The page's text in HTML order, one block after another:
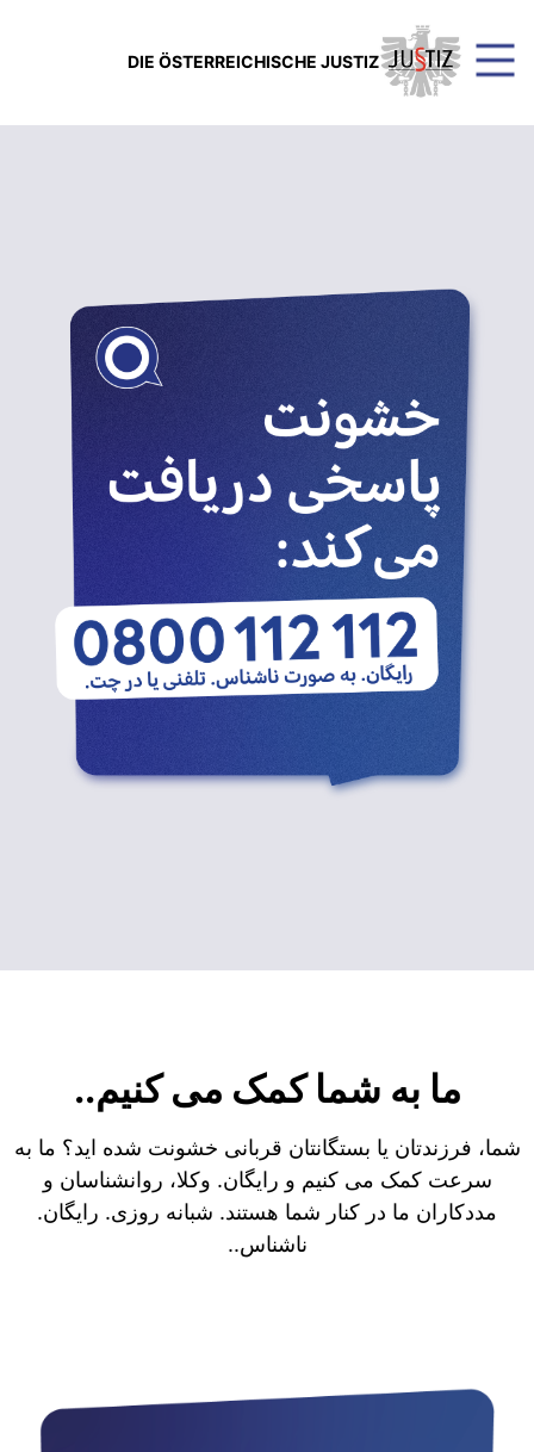
DIE ÖSTERREICHISCHE JUSTIZ
ما به شما کمک می کنیم..
شما، فرزندتان یا بستگانتان قربانی خشونت شده اید؟ ما به
سرعت کمک می کنیم و رایگان. وکلا، روانشناسان و
مددکاران ما در کنار شما هستند. شبانه روزی. رایگان.
ناشناس..